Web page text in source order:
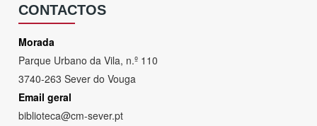
CONTACTOS
Morada
Parque Urbano da Vila, n.º 110
3740-263 Sever do Vouga
Email geral
biblioteca@cm-sever.pt